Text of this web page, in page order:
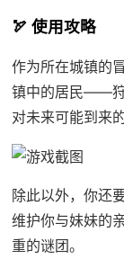
🏹 使用攻略
作为所在城镇的
镇中的居民——狩
对未来可能到来
除此以外，你还
维护你与妹妹的
重的谜团。